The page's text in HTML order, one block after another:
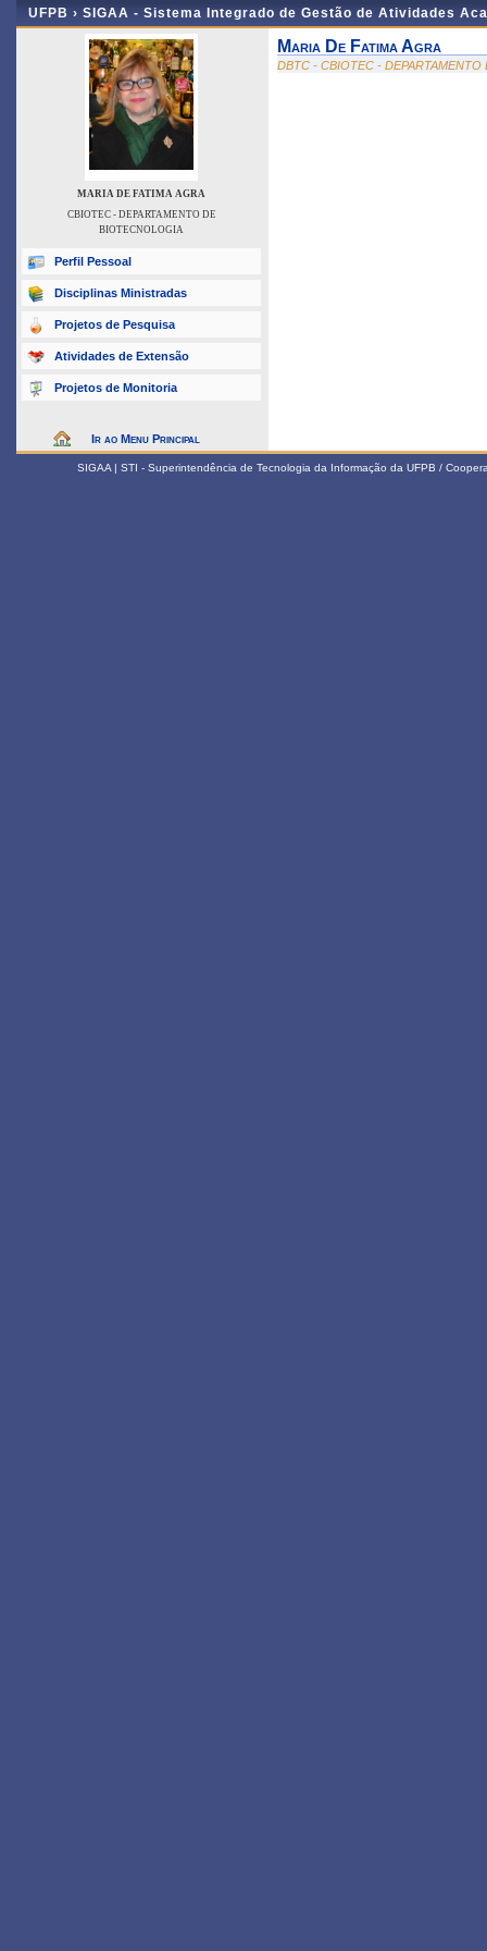
UFPB › SIGAA - Sistema Integrado de Gestão de Atividades
MARIA DE FATIMA AGRA
CBIOTEC - DEPARTAMENTO DE
BIOTECNOLOGIA
Perfil Pessoal
Disciplinas Ministradas
Projetos de Pesquisa
Atividades de Extensão
Projetos de Monitoria
Ir ao Menu Principal
Maria De Fatima Agra
DBTC - CBIOTEC -
SIGAA | STI - Superintendência de Tecnologia da Informação da UFPB /